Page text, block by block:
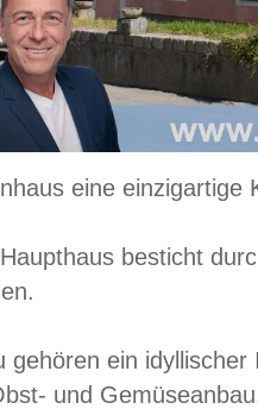
eine einzigartige
besticht
gehören ein
und